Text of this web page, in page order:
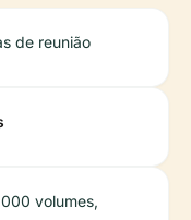
de reunião
volumes,